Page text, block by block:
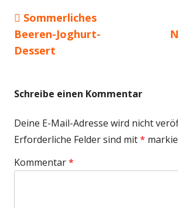
Beitragsnavigation
Vorheriger
Beitrag:
Sommerliches
Beeren-Joghurt-
Dessert
Schreibe einen Kommentar
Deine E-Mail-Adresse wird nicht
Erforderliche Felder sind mit*
Kommentar*